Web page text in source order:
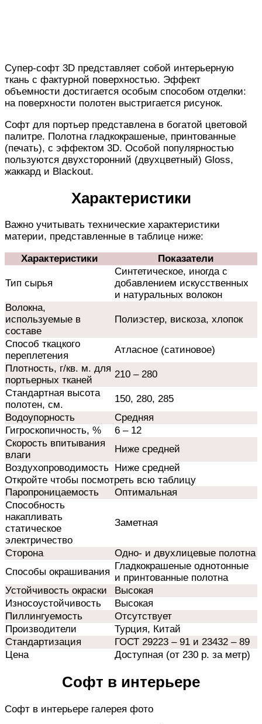
Супер-софт 3D представляет собой интерьерную
ткань с фактурной поверхностью. Эффект
объемности достигается особым способом отделки:
на поверхности полотен выстригается рисунок.
Софт для портьер представлена в богатой цветовой
палитре. Полотна гладкокрашеные, принтованные
(печать), с эффектом 3D. Особой популярностью
пользуются двухсторонний (двухцветный) Gloss,
жаккард и Blackоut.
Характеристики
Важно учитывать технические характеристики
материи, представленные в таблице ниже:
Характеристики
Показатели
Тип сырья
Синтетическое, иногда с
добавлением искусственных
и натуральных волокон
Волокна,
используемые в
составе
Полиэстер, вискоза, хлопок
Способ ткацкого
переплетения
Атласное (сатиновое)
Плотность, г/кв. м. для
портьерных тканей
210 – 280
Стандартная высота
полотен, см.
150, 280, 285
Водоупорность
Средняя
Гигроскопичность, %
6 – 12
Скорость впитывания
влаги
Ниже средней
Воздухопроводимость
Ниже средней
Откройте чтобы посмотреть всю таблицу
Паропроницаемость
Оптимальная
Способность
накапливать
статическое
электричество
Заметная
Сторона
Одно- и двухлицевые полотна
Способы окрашивания
Гладкокрашеные однотонные
и принтованные полотна
Устойчивость окраски
Высокая
Износоустойчивость
Высокая
Пиллингуемость
Отсутствует
Производители
Турция, Китай
Стандартизация
ГОСТ 29223 – 91 и 23432 – 89
Цена
Доступная (от 230 р. за метр)
Софт в интерьере
Софт в интерьере галерея фото